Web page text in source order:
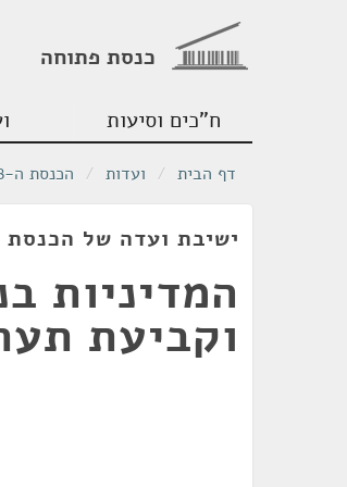
כנסת פתוחה
ח"כים וסיעות
דף הבית / ועדות / הכנסת ה-18
ישיבת ועדה של הכנסת ה-18 מתאריך 11/
המדיניות
וקביעת